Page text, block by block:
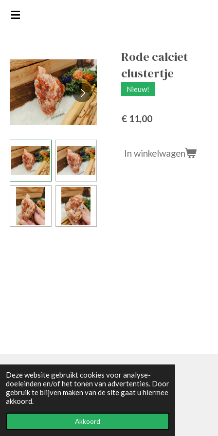
Deze website gebruikt cookies voor analyse-
doeleinden en/of het tonen van advertenties. Door
gebruik te blijven maken van de site gaat u hiermee
akkoord.
Akkoord
Ga
hoofdinhoud
Rode calciet
clustertje
Nieuw!
€ 11,00
In winkelwagen
Algemene voorwaarden
© 2021 - RC en mineralenshop Het vlinderpad